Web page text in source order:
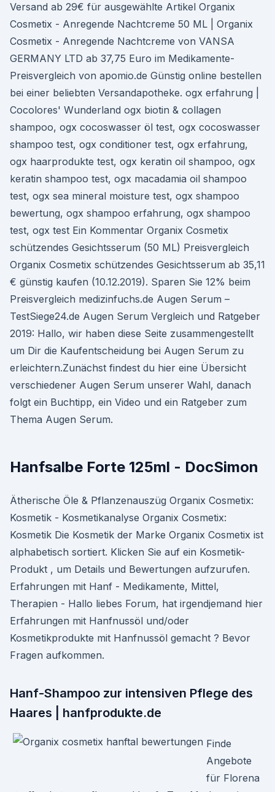
Versand ab 29€ für ausgewählte Artikel Organix
Cosmetix - Anregende Nachtcreme 50 ML | Organix
Cosmetix - Anregende Nachtcreme von VANSA
GERMANY LTD ab 37,75 Euro im Medikamente-
Preisvergleich von apomio.de Günstig online bestellen
bei einer beliebten Versandapotheke. ogx erfahrung |
Cocolores' Wunderland ogx biotin & collagen
shampoo, ogx cocoswasser öl test, ogx cocoswasser
shampoo test, ogx conditioner test, ogx erfahrung,
ogx haarprodukte test, ogx keratin oil shampoo, ogx
keratin shampoo test, ogx macadamia oil shampoo
test, ogx sea mineral moisture test, ogx shampoo
bewertung, ogx shampoo erfahrung, ogx shampoo
test, ogx test Ein Kommentar Organix Cosmetix
schützendes Gesichtsserum (50 ML) Preisvergleich
Organix Cosmetix schützendes Gesichtsserum ab 35,11
€ günstig kaufen (10.12.2019). Sparen Sie 12% beim
Preisvergleich medizinfuchs.de Augen Serum –
TestSiege24.de Augen Serum Vergleich und Ratgeber
2019: Hallo, wir haben diese Seite zusammengestellt
um Dir die Kaufentscheidung bei Augen Serum zu
erleichtern.Zunächst findest du hier eine Übersicht
verschiedener Augen Serum unserer Wahl, danach
folgt ein Buchtipp, ein Video und ein Ratgeber zum
Thema Augen Serum.
Hanfsalbe Forte 125ml - DocSimon
Ätherische Öle & Pflanzenauszüg Organix Cosmetix:
Kosmetik - Kosmetikanalyse Organix Cosmetix:
Kosmetik Die Kosmetik der Marke Organix Cosmetix ist
alphabetisch sortiert. Klicken Sie auf ein Kosmetik-
Produkt , um Details und Bewertungen aufzurufen.
Erfahrungen mit Hanf - Medikamente, Mittel,
Therapien - Hallo liebes Forum, hat irgendjemand hier
Erfahrungen mit Hanfnussöl und/oder
Kosmetikprodukte mit Hanfnussöl gemacht ? Bevor
Fragen aufkommen.
Hanf-Shampoo zur intensiven Pflege des
Haares | hanfprodukte.de
Finde
Angebote
für Florena